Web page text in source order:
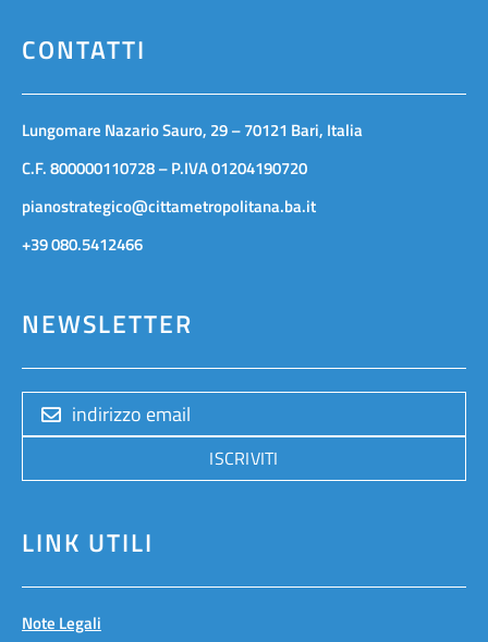
CONTATTI
Lungomare Nazario Sauro, 29 – 70121 Bari, Italia
C.F. 800000110728 – P.IVA 01204190720
pianostrategico@cittametropolitana.ba.it
+39 080.5412466
NEWSLETTER
ISCRIVITI
LINK UTILI
Note Legali